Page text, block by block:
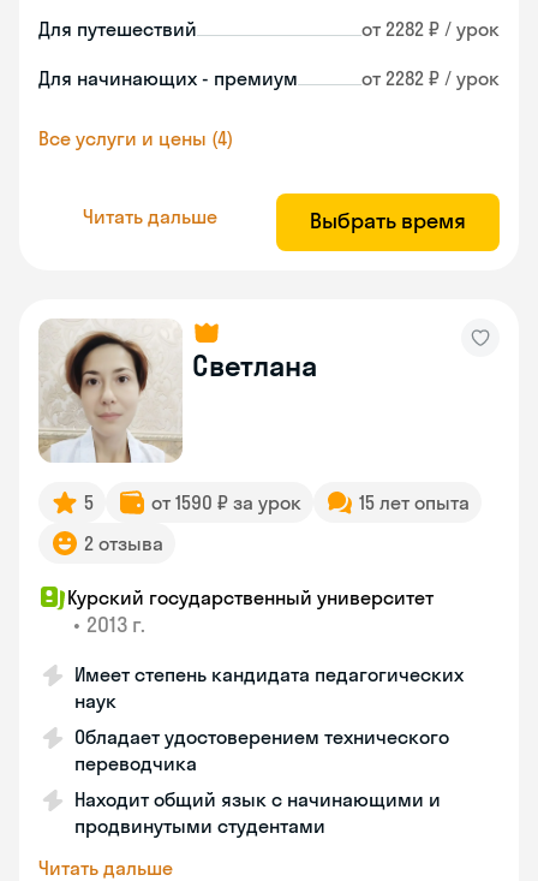
Для путешествий от 2282 ₽ / урок
Для начинающих - премиум от 2282 ₽ / урок
Все услуги и цены (4)
Читать дальше Выбрать время
Светлана
5 от 1590 ₽ за урок
15 лет опыта
2 отзыва
Курский государственный университет
• 2013 г.
Имеет степень кандидата педагогических
наук
Обладает удостоверением технического
переводчика
Находит общий язык с начинающими и
продвинутыми студентами
Читать дальше